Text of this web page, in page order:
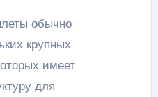
обычно
крупных
имеет
для